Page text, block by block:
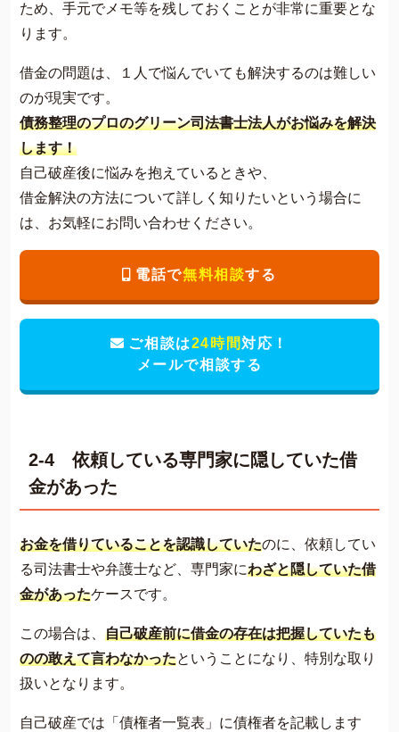
ため、手元でメモ等を残しておくことが非常に重要とな
ります。
借金の問題は、１人で悩んでいても解決するのは難しい
のが現実です。
債務整理のプロのグリーン司法書士法人がお悩みを解決
します！
自己破産後に悩みを抱えているときや、
借金解決の方法について詳しく知りたいという場合に
は、お気軽にお問い合わせください。
電話で無料相談する
ご相談は24時間対応！
メールで相談する
2-4 依頼している専門家に隠していた借
金があった
お金を借りていることを認識していたのに、依頼してい
る司法書士や弁護士など、専門家にわざと隠していた借
金があったケースです。
この場合は、 自己破産前に借金の存在は把握していたも
のの敢えて言わなかったということになり、特別な取り
扱いとなります。
自己破産では「債権者一覧表」に債権者を記載します